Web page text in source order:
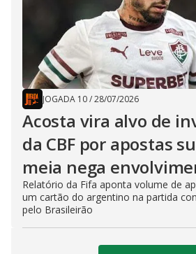
JOGADA 10/28/07/2026
Acosta vira alvo de
da CBF por apostas
meia nega
Relatório da Fifa aponta volume de
um cartão do argentino na partida
pelo Brasileirão